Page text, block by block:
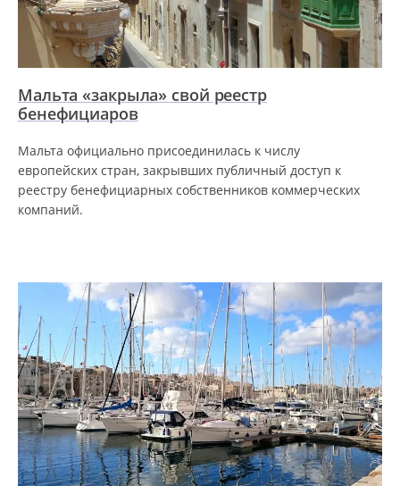
Мальта «закрыла» свой реестр
бенефициаров
Мальта официально присоединилась к числу
европейских стран, закрывших публичный доступ к
реестру бенефициарных собственников коммерческих
компаний.